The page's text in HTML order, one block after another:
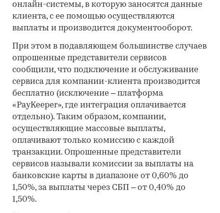
онлайн-системы, в которую заносятся данные
клиента, с ее помощью осуществляются
выплаты и производится документооборот.
При этом в подавляющем большинстве случаев
опрошенные представители сервисов
сообщили, что подключение и обслуживание
сервиса для компании-клиента производится
бесплатно (исключение – платформа
«PayKeeper», где интеграция оплачивается
отдельно). Таким образом, компании,
осуществляющие массовые выплаты,
оплачивают только комиссию с каждой
транзакции. Опрошенные представители
сервисов называли комиссии за выплаты на
банковские карты в диапазоне от 0,60% до
1,50%, за выплаты через СБП – от 0,40% до
1,50%.